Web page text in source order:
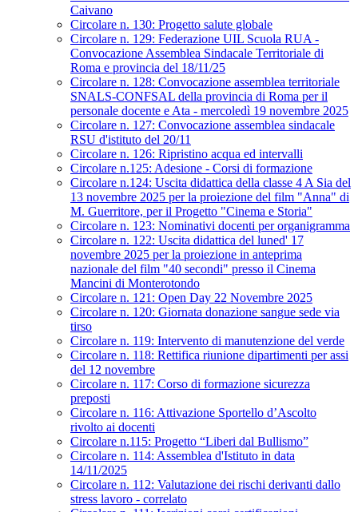
Caivano
Circolare n. 130: Progetto salute globale
Circolare n. 129: Federazione UIL Scuola RUA -
Convocazione Assemblea Sindacale Territoriale di
Roma e provincia del 18/11/25
Circolare n. 128: Convocazione assemblea territoriale
SNALS-CONFSAL della provincia di Roma per il
personale docente e Ata - mercoledì 19 novembre 2025
Circolare n. 127: Convocazione assemblea sindacale
RSU d'istituto del 20/11
Circolare n. 126: Ripristino acqua ed intervalli
Circolare n.125: Adesione - Corsi di formazione
Circolare n.124: Uscita didattica della classe 4 A Sia del
13 novembre 2025 per la proiezione del film "Anna" di
M. Guerritore, per il Progetto "Cinema e Storia"
Circolare n. 123: Nominativi docenti per organigramma
Circolare n. 122: Uscita didattica del luned' 17
novembre 2025 per la proiezione in anteprima
nazionale del film "40 secondi" presso il Cinema
Mancini di Monterotondo
Circolare n. 121: Open Day 22 Novembre 2025
Circolare n. 120: Giornata donazione sangue sede via
tirso
Circolare n. 119: Intervento di manutenzione del verde
Circolare n. 118: Rettifica riunione dipartimenti per assi
del 12 novembre
Circolare n. 117: Corso di formazione sicurezza
preposti
Circolare n. 116: Attivazione Sportello d’Ascolto
rivolto ai docenti
Circolare n.115: Progetto “Liberi dal Bullismo”
Circolare n. 114: Assemblea d'Istituto in data
14/11/2025
Circolare n. 112: Valutazione dei rischi derivanti dallo
stress lavoro - correlato